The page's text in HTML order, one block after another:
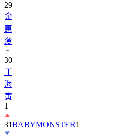
29
金
惠
奫
30
丁
海
寅
1
31BABYMONSTER1